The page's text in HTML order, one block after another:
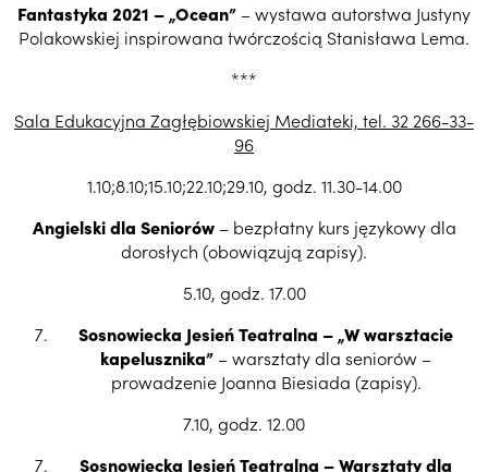
Fantastyka 2021 – „Ocean” – wystawa autorstwa Justyny
Polakowskiej inspirowana twórczością Stanisława Lema.
***
Sala Edukacyjna Zagłębiowskiej Mediateki, tel. 32 266-33-
96
1.10;8.10;15.10;22.10;29.10, godz. 11.30-14.00
Angielski dla Seniorów– bezpłatny kurs językowy dla
dorosłych (obowiązują zapisy).
5.10, godz. 17.00
Sosnowiecka Jesień Teatralna – „W warsztacie
kapelusznika” – warsztaty dla seniorów –
prowadzenie Joanna Biesiada (zapisy).
7.10, godz. 12.00
Sosnowiecka Jesień Teatralna – Warsztaty dla